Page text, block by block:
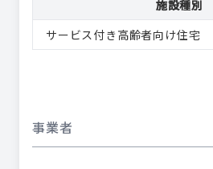
施設種別
サービス付き高齢者向け住宅
事業者